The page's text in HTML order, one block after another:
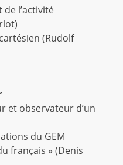
l’activité
(Rudolf
et observateur d’un
du GEM
français » (Denis